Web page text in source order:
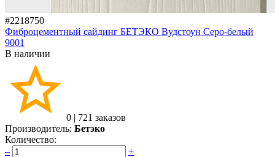
#2218750
Фиброцементный сайдинг БЕТЭКО Вудстоун Серо-белый
9001
В наличии
0 | 721 заказов
Производитель: Бетэко
Количество:
–
+